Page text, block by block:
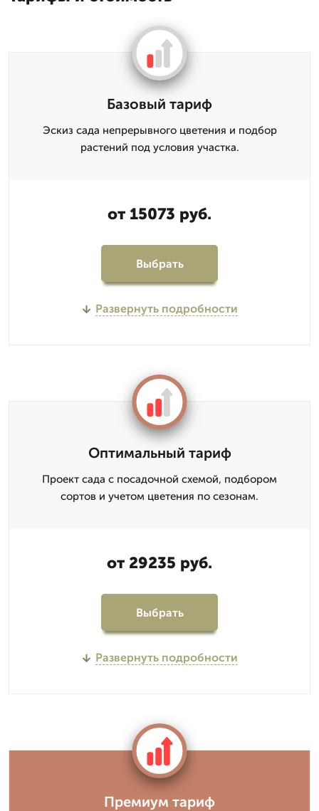
Базовый тариф
Эскиз сада непрерывного цветения и подбор
растений под условия участка.
от 15073 руб.
Выбрать
Развернуть подробности
Оптимальный тариф
Проект сада с посадочной схемой, подбором
сортов и учетом цветения по сезонам.
от 29235 руб.
Выбрать
Развернуть подробности
Премиум тариф